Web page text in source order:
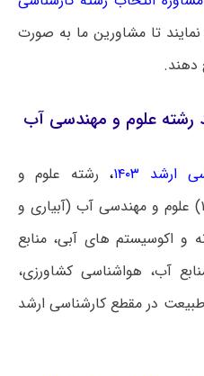
تا مشاورین ما به صورت
دهند.
رشته علوم و مهندسی آب
۱۴۰۳ ، رشته علوم و
مهندسی آب دارای گرایش‌های ۱) علوم و مهندسی آب (آبیاری و
و اکوسیستم های آبی، منابع
آب، هواشناسی کشاورزی،
۲)مهندسی طبیعت در مقطع کارشناسی ارشد